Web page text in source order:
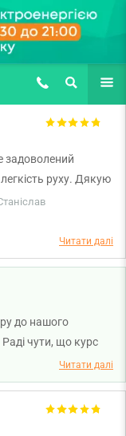
задоволений
руху. Дякую
масаж.
Читати далі
до нашого
чути, що курс
і ви
та легкість у
Читати далі
(067) 127-03-03
ПОШУК ЩЕ